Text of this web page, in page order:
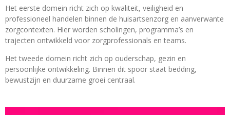
Het eerste domein richt zich op kwaliteit, veiligheid en
professioneel handelen binnen de huisartsenzorg en aanverwante
zorgcontexten. Hier worden scholingen, programma’s en
trajecten ontwikkeld voor zorgprofessionals en teams.
Het tweede domein richt zich op ouderschap, gezin en
persoonlijke ontwikkeling. Binnen dit spoor staat bedding,
bewustzijn en duurzame groei centraal.